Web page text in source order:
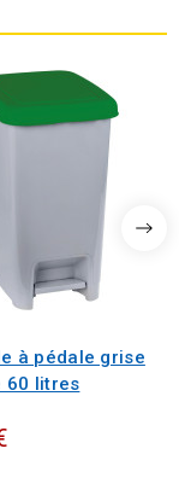
à pédale grise
60 litres